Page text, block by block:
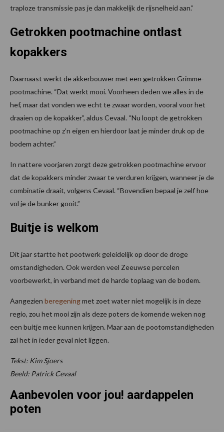
traploze transmissie pas je dan makkelijk de rijsnelheid aan.”
Getrokken pootmachine ontlast
kopakkers
Daarnaast werkt de akkerbouwer met een getrokken Grimme-
pootmachine. “Dat werkt mooi. Voorheen deden we alles in de
hef, maar dat vonden we echt te zwaar worden, vooral voor het
draaien op de kopakker”, aldus Cevaal. “Nu loopt de getrokken
pootmachine op z’n eigen en hierdoor laat je minder druk op de
bodem achter.”
In nattere voorjaren zorgt deze getrokken pootmachine ervoor
dat de kopakkers minder zwaar te verduren krijgen, wanneer je de
combinatie draait, volgens Cevaal. “Bovendien bepaal je zelf hoe
vol je de bunker gooit.”
Buitje is welkom
Dit jaar startte het pootwerk geleidelijk op door de droge
omstandigheden. Ook werden veel Zeeuwse percelen
voorbewerkt, in verband met de harde toplaag van de bodem.
Aangezien beregeningmet zoet water niet mogelijk is in deze
regio, zou het mooi zijn als deze poters de komende weken nog
een buitje mee kunnen krijgen. Maar aan de pootomstandigheden
zal het in ieder geval niet liggen.
Tekst: Kim Sjoers
Beeld: Patrick Cevaal
Aanbevolen voor jou! aardappelen
poten